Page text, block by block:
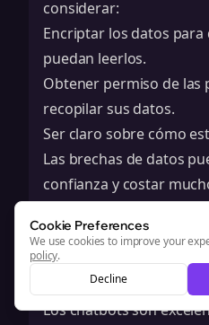
considerar:
Encriptar los datos para
puedan leerlos.
Obtener permiso de las
recopilar sus datos.
Ser claro sobre cómo
Las brechas de datos
confianza y costar
trata de la privacidad de
Mantener el Toque
Conversaciones
Los chatbots son
Cookie Preferences
We use cookies to improve your
policy.
Decline